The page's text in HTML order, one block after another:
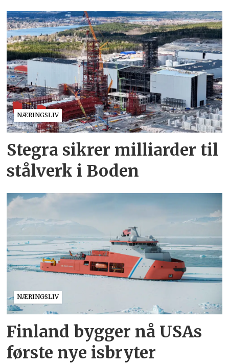
NÆRINGSLIV
Stegra sikrer milliarder til
stålverk i Boden
NÆRINGSLIV
Finland bygger nå USAs
første nye isbryter